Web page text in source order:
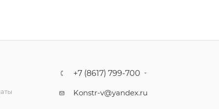
+7 (8617) 799-700
Konstr-v@yandex.ru